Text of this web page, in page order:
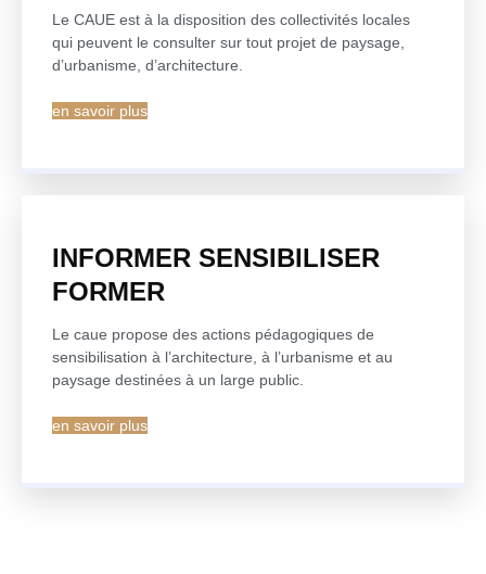
Le CAUE est à la disposition des collectivités locales
qui peuvent le consulter sur tout projet de paysage,
d’urbanisme, d’architecture.
en savoir plus
INFORMER SENSIBILISER
FORMER
Le caue propose des actions pédagogiques de
sensibilisation à l’architecture, à l’urbanisme et au
paysage destinées à un large public.
en savoir plus